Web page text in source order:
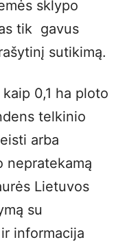
sklypo
tik gavus
sutikimą.
0,1 ha ploto
telkinio
arba
nepratekamą
Lietuvos
su
informacija